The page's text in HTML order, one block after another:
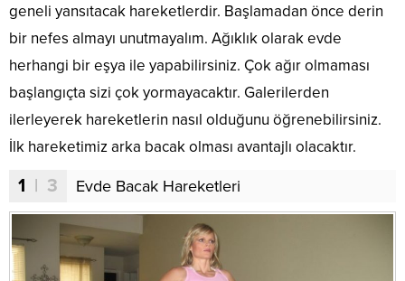
geneli yansıtacak hareketlerdir. Başlamadan önce derin
bir nefes almayı unutmayalım. Ağıklık olarak evde
herhangi bir eşya ile yapabilirsiniz. Çok ağır olmaması
başlangıçta sizi çok yormayacaktır. Galerilerden
ilerleyerek hareketlerin nasıl olduğunu öğrenebilirsiniz.
İlk hareketimiz arka bacak olması avantajlı olacaktır.
1 | 3 Evde Bacak Hareketleri